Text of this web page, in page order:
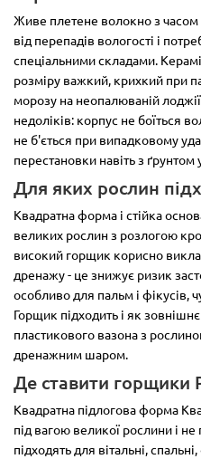
Живе плетене волокно з часом
від перепадів вологості і
спеціальними складами.
розміру важкий, крихкий при
морозу на неопалюваній
недоліків: корпус не боїться
не б'ється при випадковому
перестановки навіть з ґрунтом
Для яких рослин
Квадратна форма і стійка
великих рослин з розлогою
високий горщик корисно
дренажу - це знижує ризик
особливо для пальм і фікусів,
Горщик підходить і як
пластикового вазона з
дренажним шаром.
Де ставити горщики
Квадратна підлогова форма
під вагою великої рослини і
підходять для вітальні,